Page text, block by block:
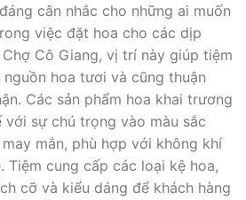
cân nhắc cho những ai muốn
việc đặt hoa cho các dịp
Cô Giang, vị trí này giúp tiệm
hoa tươi và cũng thuận
Các sản phẩm hoa khai trương
sự chú trọng vào màu sắc
mắn, phù hợp với không khí
Tiệm cung cấp các loại kệ hoa,
cỡ và kiểu dáng để khách hàng